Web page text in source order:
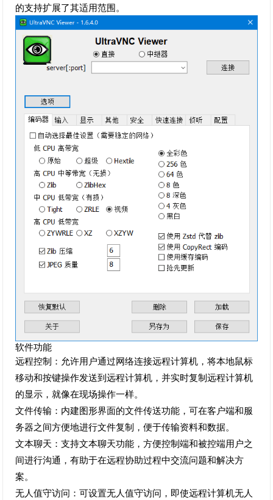
的支持扩展了其适用范围。
软件功能
远程控制：允许用户通过网络连接远程计算机，将本地鼠标
移动和按键操作发送到远程计算机，并实时复制远程计算机
的显示，就像在现场操作一样。
文件传输：内建图形界面的文件传送功能，可在客户端和服
务器之间方便地进行文件复制，便于传输资料和数据。
文本聊天：支持文本聊天功能，方便控制端和被控端用户之
间进行沟通，有助于在远程协助过程中交流问题和解决方
案。
无人值守访问：可设置无人值守访问，即使远程计算机无人